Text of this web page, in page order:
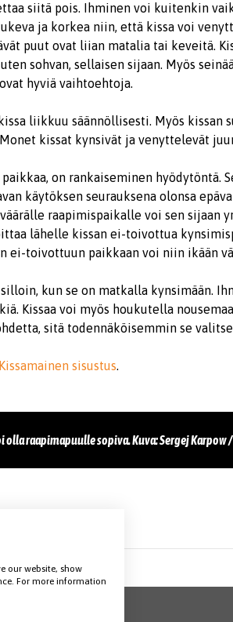
siitä pois. Ihminen voi kuitenkin
ja korkea niin, että kissa voi
puut ovat liian matalia tai keveitä.
sohvan, sellaisen sijaan. Myös
hyviä vaihtoehtoja.
liikkuu säännöllisesti. Myös kissan
kissat kynsivät ja venyttelevät
on rankaiseminen hyödytöntä.
käytöksen seurauksena olonsa
raapimispaikalle voi sen sijaan
lähelle kissan ei-toivottua
ei-toivottuun paikkaan voi niin ikään
kun se on matkalla kynsimään.
Kissaa voi myös houkutella
sitä todennäköisemmin se
Kissamainen sisustus.
raapimapuulle sopiva. Kuva: Sergej Karpow
our website, show
For more information